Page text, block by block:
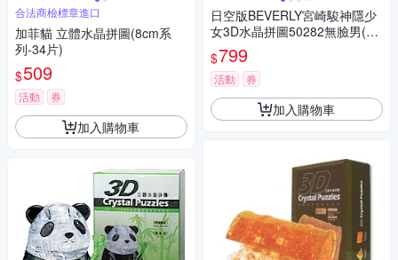
合法商檢標章進口
加菲貓 立體水晶拼圖(8cm系
列-34片)
$509
活動 券
加入購物車
日空版BEVERLY宮崎駿神隱少
女3D水晶拼圖50282無臉男(44
片;拿藥牌場景)千と千尋の神隠
し吉卜力パズル療癒擺飾puzzl
e模型公仔
$799
活動 券
加入購物車